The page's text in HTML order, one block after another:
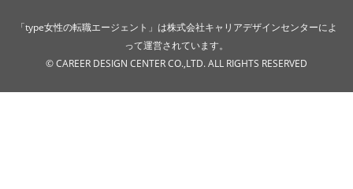
「type女性の転職エージェント」は株式会社キャリアデザインセンターによ
って運営されています。
© CAREER DESIGN CENTER CO.,LTD. ALL RIGHTS RESERVED